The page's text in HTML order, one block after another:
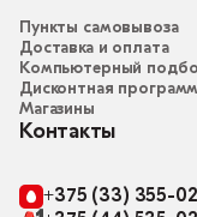
Пункты самовывоза
Доставка и оплата
Компьютерный
Дисконтная
Магазины
Контакты
+375 (33) 355-